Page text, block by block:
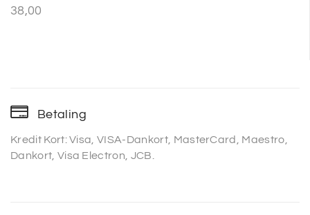
38,00
Betaling
Kredit Kort: Visa, VISA-Dankort, MasterCard, Maestro,
Dankort, Visa Electron, JCB.